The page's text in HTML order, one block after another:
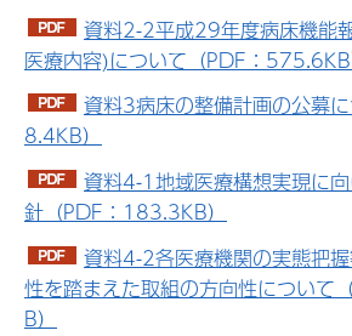
資料2-2平成29年度病床機能
医療内容)について（PDF：575.6KB
資料3病床の整備計画の公募
8.4KB）
資料4-1地域医療構想実現に
針（PDF：183.3KB）
資料4-2各医療機関の実態把
性を踏まえた取組の方向性について
B）